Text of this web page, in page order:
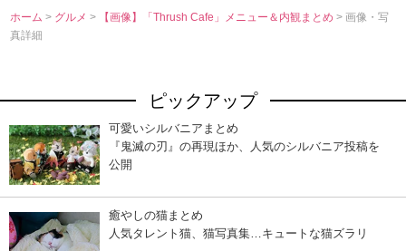
ホーム > グルメ> 【画像】「Thrush Cafe」メニュー＆内観まとめ> 画像・写
真詳細
ピックアップ
可愛いシルバニアまとめ
『鬼滅の刃』の再現ほか、人気のシルバニア投稿を
公開
癒やしの猫まとめ
人気タレント猫、猫写真集…キュートな猫ズラリ